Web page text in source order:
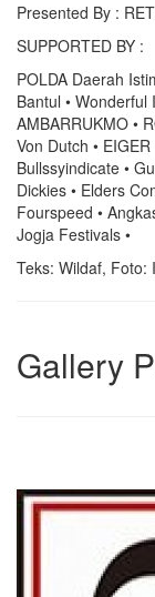
Presented By :
SUPPORTED BY :
POLDA Daerah
Bantul • Wonderful
AMBARRUKMO •
Von Dutch •
Bullssyindicate •
Dickies • Elders
Fourspeed •
Jogja Festivals •
Teks: Wildaf, Foto:
Gallery